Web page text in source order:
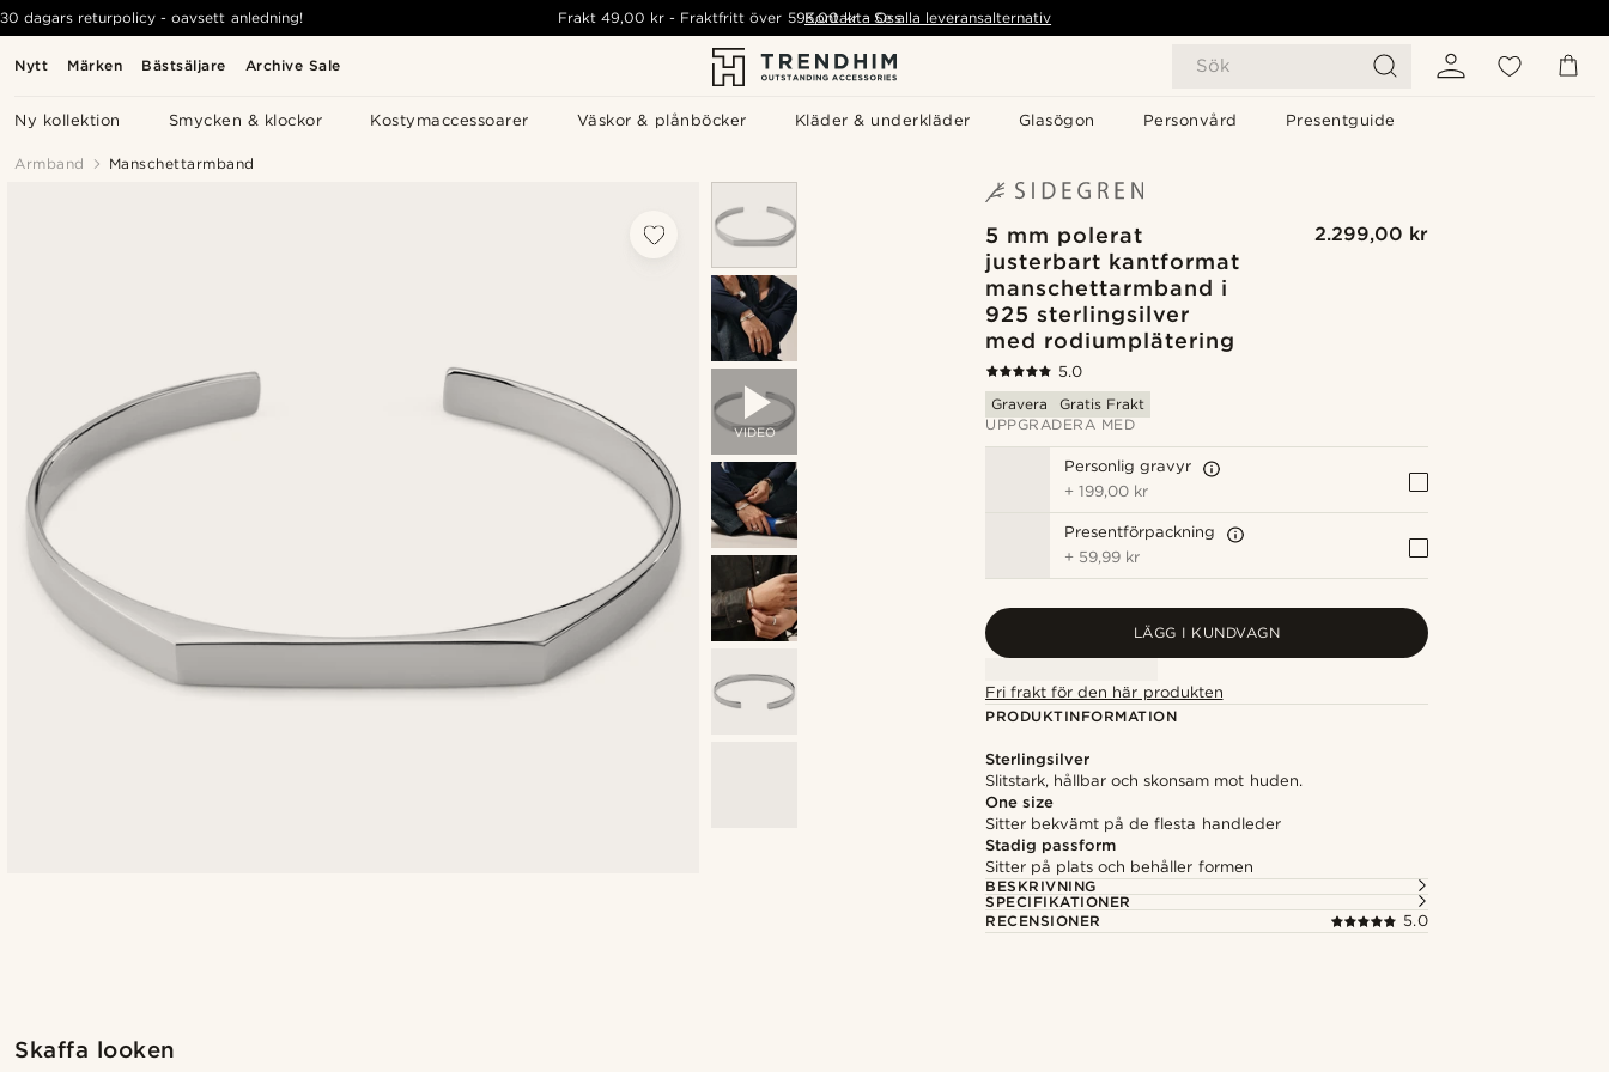
Nytt Märken Bästsäljare Archive Sale Sök
Ny kollektion Smycken & klockor Kostymaccessoarer Väskor & plånböcker Kläder & underkläder Glasögon Personvård Presentguide
30 dagars returpolicy - oavsett anledning! Frakt49,00 kr - Fraktfritt över 595,00 kr - Se alla leveransalternativ
Kontakta Oss
Armband Manschettarmband
VIDEO
5 mm polerat
justerbart kantformat
manschettarmband i
925 sterlingsilver
med rodiumplätering
2.299,00 kr
5.0
Gravera
Gratis Frakt
UPPGRADERA MED
Personlig gravyr
+199,00 kr
Presentförpackning
+ 59,99 kr
LÄGG I KUNDVAGN
Fri frakt för den här produkten
PRODUKTINFORMATION
Sterlingsilver
Slitstark, hållbar och skonsam mot huden.
One size
Sitter bekvämt på de flesta handleder
Stadig passform
Sitter på plats och behåller formen
BESKRIVNING
SPECIFIKATIONER
RECENSIONER
5.0
Skaffa looken